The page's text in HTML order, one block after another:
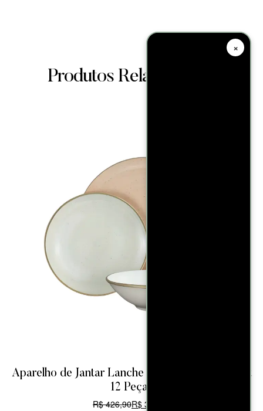
Produtos Relacionados
Aparelho de Jantar Lanche Oxford Aquarela Flat
12 Peças
R$426,90R$ 368,90
×